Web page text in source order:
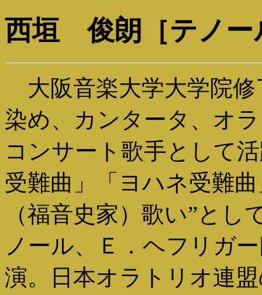
西垣 俊朗［テノー
大阪音楽大学大学院修
染め、カンタータ、オ
コンサート歌手として
受難曲」「ヨハネ受難
（福音史家）歌い”と
ノール、Ｅ．ヘフリガ
演。日本オラトリオ連